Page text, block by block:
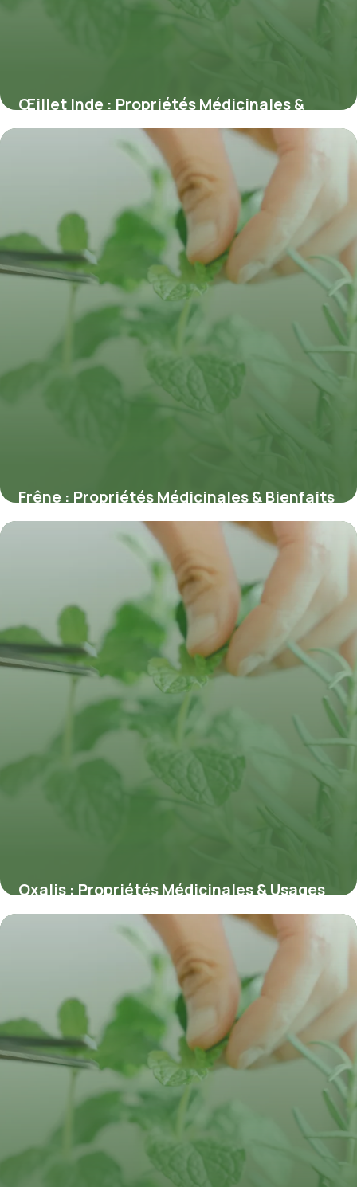
Œillet Inde : Propriétés Médicinales &
Usages
Frêne : Propriétés Médicinales & Bienfaits
9 juillet 2026
Oxalis : Propriétés Médicinales & Usages
8 juillet 2026